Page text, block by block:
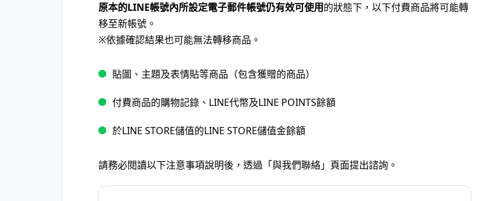
原本的LINE帳號內所設定電子郵件帳號仍有效可使用的狀態下，以下付費商品將可能轉
移至新帳號。
※依據確認結果也可能無法轉移商品。
貼圖、主題及表情貼等商品（包含獲贈的商品）
付費商品的購物記錄、LINE代幣及LINE POINTS餘額
於LINE STORE儲值的LINE STORE儲值金餘額
請務必閱讀以下注意事項說明後，透過「與我們聯絡」頁面提出諮詢。